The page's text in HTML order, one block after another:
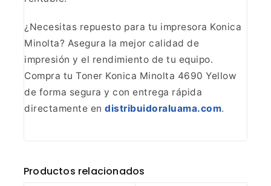
¿Necesitas repuesto para tu impresora Konica
Minolta? Asegura la mejor calidad de
impresión y el rendimiento de tu equipo.
Compra tu Toner Konica Minolta 4690 Yellow
de forma segura y con entrega rápida
directamente en distribuidoraluama.com.
Productos relacionados